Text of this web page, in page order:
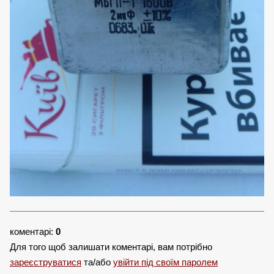
коментарі: 0
Для того щоб залишати коментарі, вам потрібно
зареєструватися та/або увійти під своїм паролем